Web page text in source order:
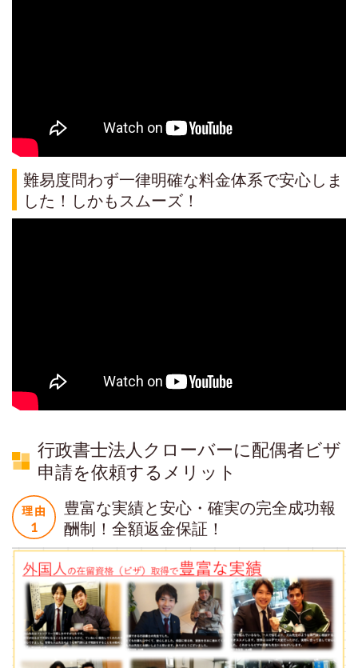
難易度問わず一律明確な料金体系で安心しま
した！しかもスムーズ！
行政書士法人クローバーに配偶者ビザ
申請を依頼するメリット
豊富な実績と安心・確実の完全成功報
酬制！全額返金保証！